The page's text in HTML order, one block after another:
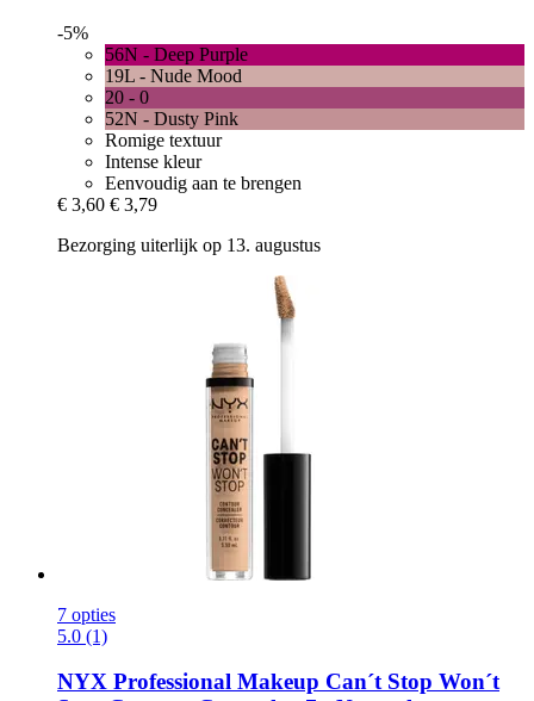
-5%
56N - Deep Purple
19L - Nude Mood
20 - 0
52N - Dusty Pink
Romige textuur
Intense kleur
Eenvoudig aan te brengen
€ 3,60 € 3,79
Bezorging uiterlijk op 13. augustus
7 opties
5.0 (1)
NYX Professional Makeup Can´t Stop Won´t